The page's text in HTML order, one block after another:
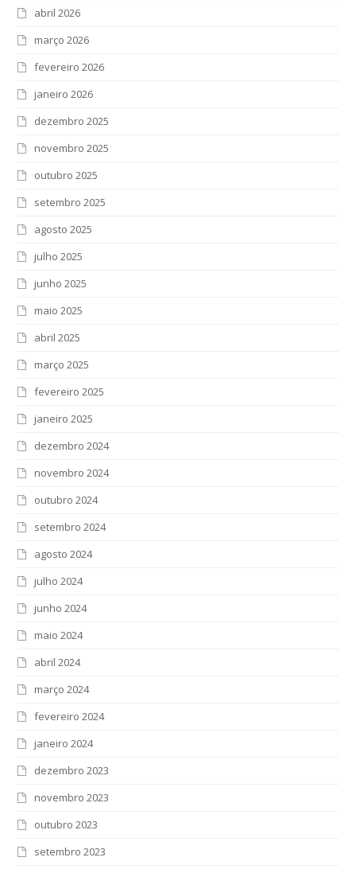
abril 2026
março 2026
fevereiro 2026
janeiro 2026
dezembro 2025
novembro 2025
outubro 2025
setembro 2025
agosto 2025
julho 2025
junho 2025
maio 2025
abril 2025
março 2025
fevereiro 2025
janeiro 2025
dezembro 2024
novembro 2024
outubro 2024
setembro 2024
agosto 2024
julho 2024
junho 2024
maio 2024
abril 2024
março 2024
fevereiro 2024
janeiro 2024
dezembro 2023
novembro 2023
outubro 2023
setembro 2023